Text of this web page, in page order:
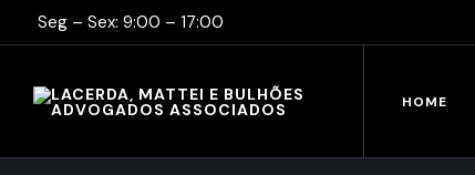
Seg – Sex: 9:00 – 17:00
HOME